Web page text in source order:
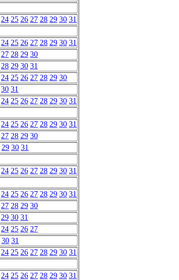
24 25 26 27 28 29 30 31
24 25 26 27 28 29 30 31
27 28 29 30
28 29 30 31
24 25 26 27 28 29 30
30 31
24 25 26 27 28 29 30 31
24 25 26 27 28 29 30 31
27 28 29 30
29 30 31
24 25 26 27 28 29 30 31
24 25 26 27 28 29 30 31
27 28 29 30
29 30 31
24 25 26 27
30 31
24 25 26 27 28 29 30 31
24 25 26 27 28 29 30 31